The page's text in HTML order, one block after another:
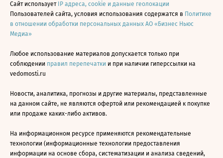
Сайт использует IP адреса, cookie и данные геолокации
Пользователей сайта, условия использования содержатся в Политике
в отношении обработки персональных данных АО «Бизнес Ньюс
Медиа»
Любое использование материалов допускается только при
соблюдении правил перепечатки и при наличии гиперссылки на
vedomosti.ru
Новости, аналитика, прогнозы и другие материалы, представленные
на данном сайте, не являются офертой или рекомендацией к покупке
или продаже каких-либо активов.
На информационном ресурсе применяются рекомендательные
технологии (информационные технологии предоставления
информации на основе сбора, систематизации и анализа сведений,